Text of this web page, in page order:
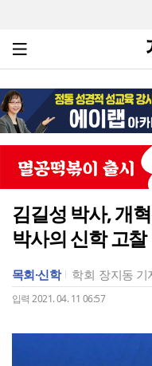
김길성 박사, 개
박사의 신학 고찰
목회·신학 학회 장지동 기
입력 2021. 04. 11 06:57